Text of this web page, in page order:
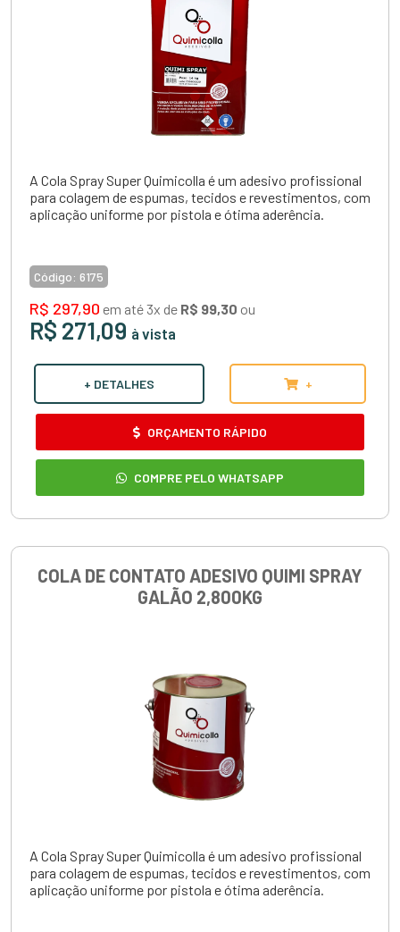
A Cola Spray Super Quimicolla é um adesivo profissional
para colagem de espumas, tecidos e revestimentos, com
aplicação uniforme por pistola e ótima aderência.
Código: 6175
R$ 297,90 em até 3x de R$ 99,30 ou
R$ 271,09 à vista
+ DETALHES +
ORÇAMENTO RÁPIDO
COMPRE PELO WHATSAPP
COLA DE CONTATO ADESIVO QUIMI SPRAY
GALÃO 2,800KG
A Cola Spray Super Quimicolla é um adesivo profissional
para colagem de espumas, tecidos e revestimentos, com
aplicação uniforme por pistola e ótima aderência.